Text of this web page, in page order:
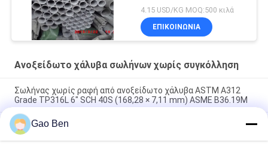
4.15 USD/KG MOQ:500 κιλά
ΕΠΙΚΟΙΝΩΝΙΑ
Ανοξείδωτο χάλυβα σωλήνων χωρίς συγκόλληση
Σωλήνας χωρίς ραφή από ανοξείδωτο χάλυβα ASTM A312
Grade TP316L 6" SCH 40S (168,28 × 7,11 mm) ASME B36.19M
N10276 Σωλήνας HastelloyC-276 Astm 494 Σωλήνας χωρίς
συγκόλληση Hastelloy C-276 Σωλήνας κράματος Hastelloy C-
276
Gao Ben